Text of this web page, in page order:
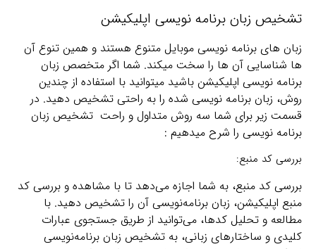
تشخیص زبان برنامه نویسی اپلیکیشن
زبان های برنامه نویسی موبایل متنوع هستند و همین تنوع آن
ها شناسایی آن ها را سخت میکند. شما اگر متخصص زبان
برنامه نویسی اپلیکیشن باشید میتوانید با استفاده از چندین
روش، زبان برنامه نویسی شده را به راحتی تشخیص دهید. در
قسمت زیر برای شما سه روش متداول و راحت تشخیص زبان
برنامه نویسی را شرح میدهیم :
بررسی کد منبع:
بررسی کد منبع، به شما اجازه می‌دهد تا با مشاهده و بررسی کد
منبع اپلیکیشن، زبان برنامه‌نویسی آن را تشخیص دهید. با
مطالعه و تحلیل کدها، می‌توانید از طریق جستجوی عبارات
کلیدی و ساختارهای زبانی، به تشخیص زبان برنامه‌نویسی